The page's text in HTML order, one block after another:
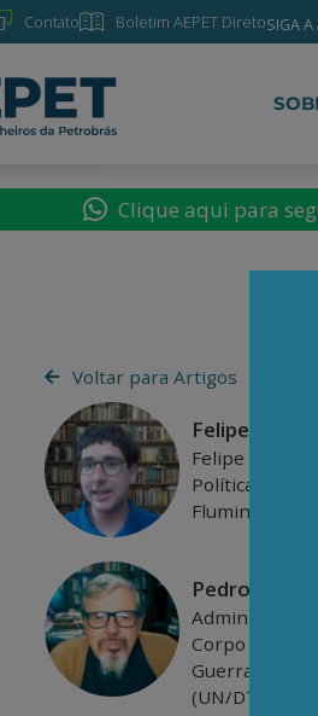
Contato Boletim AEPET DiretoSIGA A
Clique aqui para
Voltar para Artigos
Felipe Maruf
Felipe Maruf
Política pela
Fluminense
Pedro
Administrador
Corpo
Guerra (ESG)
(UN/DTCD).